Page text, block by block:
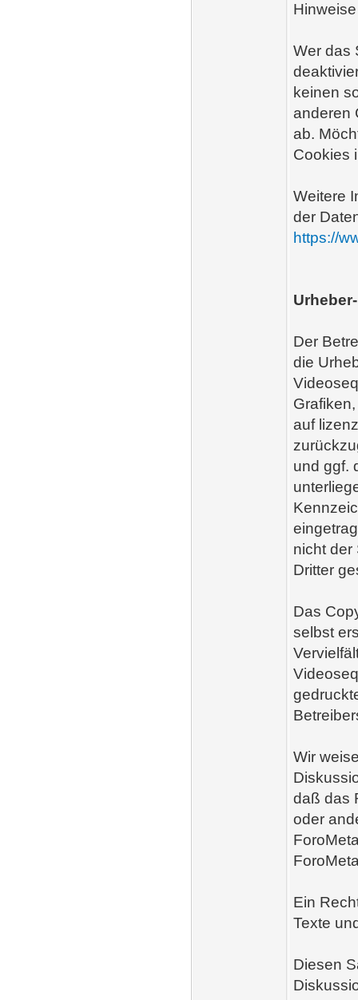
Wer das
keinen
anderen
ab.
Cookies
Weitere
der
https://
Der
die
auf
und ggf.
nicht der
Dritter
Das
selbst
Wir
daß das
oder
Ein
Texte
Diesen